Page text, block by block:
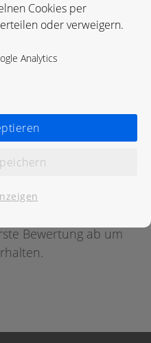
Bewertung ab um
Cookies per
oder verweigern.
Analytics